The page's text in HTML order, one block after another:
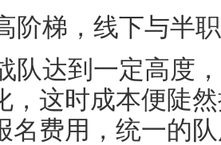
阶梯，线下与半
队达到一定高度
，这时成本便陡
名费用，统一的